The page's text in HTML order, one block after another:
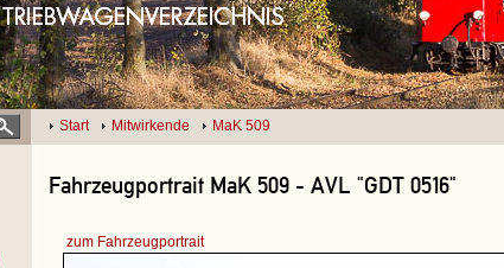
Start Mitwirkende MaK 509
Fahrzeugportrait MaK 509 - AVL "GDT 0516"
zum Fahrzeugportrait